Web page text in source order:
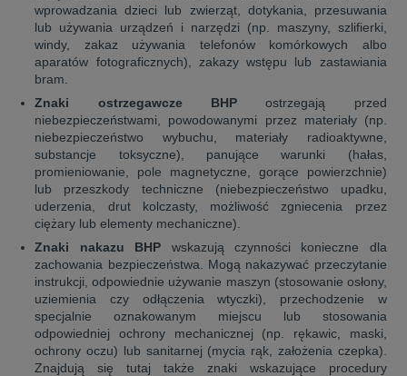
wprowadzania dzieci lub zwierząt, dotykania, przesuwania
lub używania urządzeń i narzędzi (np. maszyny, szlifierki,
windy, zakaz używania telefonów komórkowych albo
aparatów fotograficznych), zakazy wstępu lub zastawiania
bram.
Znaki ostrzegawcze BHP ostrzegają przed
niebezpieczeństwami, powodowanymi przez materiały (np.
niebezpieczeństwo wybuchu, materiały radioaktywne,
substancje toksyczne), panujące warunki (hałas,
promieniowanie, pole magnetyczne, gorące powierzchnie)
lub przeszkody techniczne (niebezpieczeństwo upadku,
uderzenia, drut kolczasty, możliwość zgniecenia przez
ciężary lub elementy mechaniczne).
Znaki nakazu BHP wskazują czynności konieczne dla
zachowania bezpieczeństwa. Mogą nakazywać przeczytanie
instrukcji, odpowiednie używanie maszyn (stosowanie osłony,
uziemienia czy odłączenia wtyczki), przechodzenie w
specjalnie oznakowanym miejscu lub stosowania
odpowiedniej ochrony mechanicznej (np. rękawic, maski,
ochrony oczu) lub sanitarnej (mycia rąk, założenia czepka).
Znajdują się tutaj także znaki wskazujące procedury